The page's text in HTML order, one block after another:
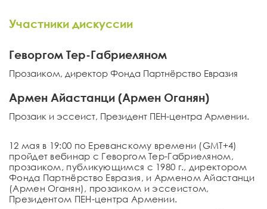
Участники дискуссии
Геворгом Тер-Габриеляном
Прозаиком, директор Фонда Партнёрство Евразия
Армен Айастанци (Армен Оганян)
Прозаик и эссеист, Президент ПЕН-центра Армении.
12 мая в 19:00 по Ереванскому времени (GMT+4)
пройдет вебинар с Геворгом Тер-Габриеляном,
прозаиком, публикующимся с 1980 г., директором
Фонда Партнёрство Евразия, и Арменом Айастанци
(Армен Оганян), прозаиком и эссеистом,
Президентом ПЕН-центра Армении.